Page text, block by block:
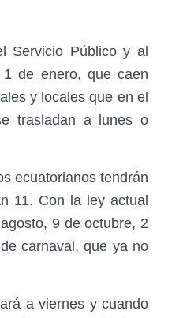
Servicio Público y al
de enero, que caen
y locales que en el
trasladan a lunes o
ecuatorianos tendrán
11. Con la ley actual
9 de octubre, 2
carnaval, que ya no
a viernes y cuando